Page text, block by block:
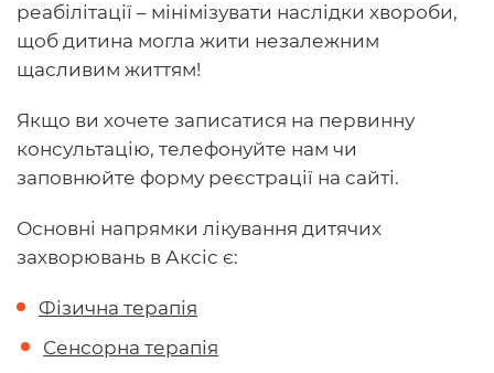
реабілітації – мінімізувати наслідки хвороби,
щоб дитина могла жити незалежним
щасливим життям!
Якщо ви хочете записатися на первинну
консультацію, телефонуйте нам чи
заповнюйте форму реєстрації на сайті.
Основні напрямки лікування дитячих
захворювань в Аксіс є:
Фізична терапія
Сенсорна терапія